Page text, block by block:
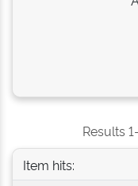
Results
Item hits: